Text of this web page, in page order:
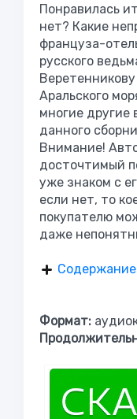
Понравилась
нет? Какие
француза-
русского
Аральского
многие другие
данного
Внимание!
досточтимый
уже знаком с
если нет, то
покупателю
даже
Формат: